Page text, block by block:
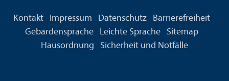
Kontakt Impressum Datenschutz
Barrierefreiheit
Gebärdensprache
Leichte Sprache
Sitemap
Hausordnung
Sicherheit und Notfälle